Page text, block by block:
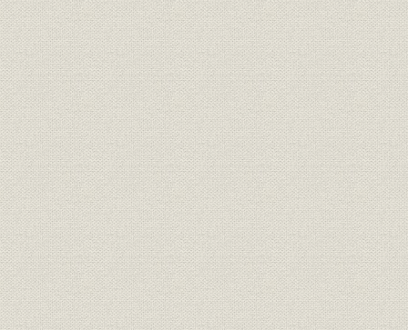
貿易 本邦小麦粉仕向先別輸出数量
昭和6年
(1942年)
貿易 満州国小麦粉輸入数量
昭和7年
(1935年)
貿易
我国における小麦の仕出国別輸
入額
昭和5年
(1937年)
生産;需給 米穀の生産と消費
昭和
昭和14年
需給 米穀内地供給高
昭和10年
年度(1940
価格;技術
小麦粉の価格、規格、及び製造
割合
昭和16年